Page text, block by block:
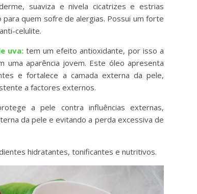
suaviza e nivela cicatrizes e estrias
para quem sofre de alergias. Possui um forte
celulite.
uva:tem um efeito antioxidante, por isso a
uma aparência jovem. Este óleo apresenta
e fortalece a camada externa da pele,
a factores externos.
a pele contra influências externas,
da pele e evitando a perda excessiva de
hidratantes, tonificantes e nutritivos.